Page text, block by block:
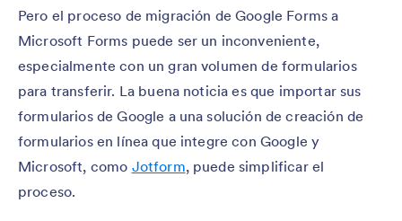
Pero el proceso de migración de Google Forms a
Microsoft Forms puede ser un inconveniente,
especialmente con un gran volumen de formularios
para transferir. La buena noticia es que importar sus
formularios de Google a una solución de creación de
formularios en línea que integre con Google y
Microsoft, como Jotform, puede simplificar el
proceso.